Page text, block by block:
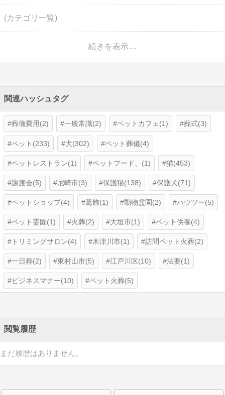
(カテゴリ一覧)
続きを表示…
関連ハッシュタグ
葬儀費用(2) 一般常識(2) ペットカフェ(1) 葬式(3)
ペット(233) 犬(302) ペット葬儀(4)
ペットレストラン(1) ペットフード、(1) 猫(453)
譲渡会(5) 尼崎市(3) 保護猫(138) 保護犬(71)
ペットショップ(4) 葛飾(1) 動物霊園(2) ハウツー(5)
ペット霊園(1) 火葬(2) 大垣市(1) ペット供養(4)
トリミングサロン(4) 木津川市(1) 訪問ペット火葬(2)
一日葬(2) 東村山市(5) 江戸川区(10) 法要(1)
ビジネスマナー(10) ペット火葬(5)
閲覧履歴
まだ履歴はありません。